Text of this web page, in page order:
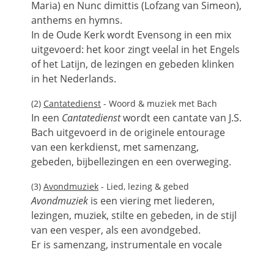
Maria) en Nunc dimittis (Lofzang van Simeon),
anthems en hymns.
In de Oude Kerk wordt Evensong in een mix
uitgevoerd: het koor zingt veelal in het Engels
of het Latijn, de lezingen en gebeden klinken
in het Nederlands.
(2) Cantatedienst - Woord & muziek met Bach
In een Cantatedienstwordt een cantate van J.S.
Bach uitgevoerd in de originele entourage
van een kerkdienst, met samenzang,
gebeden, bijbellezingen en een overweging.
(3) Avondmuziek - Lied, lezing & gebed
Avondmuziek is een viering met liederen,
lezingen, muziek, stilte en gebeden, in de stijl
van een vesper, als een avondgebed.
Er is samenzang, instrumentale en vocale